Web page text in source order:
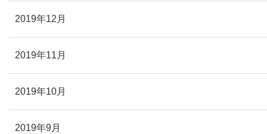
2019年12月
2019年11月
2019年10月
2019年9月